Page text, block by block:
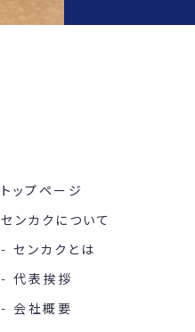
トップページ
センカクについて
センカクとは
代表挨拶
会社概要